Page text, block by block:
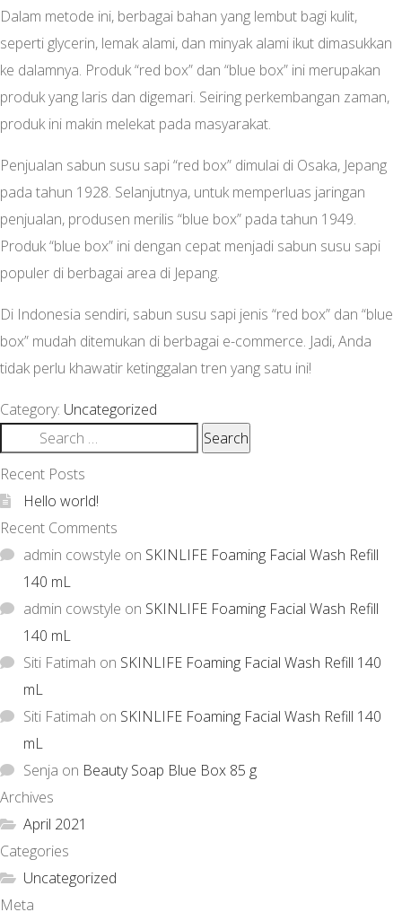
Dalam metode ini, berbagai bahan yang lembut bagi kulit,
seperti glycerin, lemak alami, dan minyak alami ikut dimasukkan
ke dalamnya. Produk “red box” dan “blue box” ini merupakan
produk yang laris dan digemari. Seiring perkembangan zaman,
produk ini makin melekat pada masyarakat.
Penjualan sabun susu sapi “red box” dimulai di Osaka, Jepang
pada tahun 1928. Selanjutnya, untuk memperluas jaringan
penjualan, produsen merilis “blue box” pada tahun 1949.
Produk “blue box” ini dengan cepat menjadi sabun susu sapi
populer di berbagai area di Jepang.
Di Indonesia sendiri, sabun susu sapi jenis “red box” dan “blue
box” mudah ditemukan di berbagai e-commerce. Jadi, Anda
tidak perlu khawatir ketinggalan tren yang satu ini!
Category: Uncategorized
Search
Recent Posts
Hello world!
Recent Comments
admin cowstyle on SKINLIFE Foaming Facial Wash Refill
140 mL
admin cowstyle on SKINLIFE Foaming Facial Wash Refill
140 mL
Siti Fatimah on SKINLIFE Foaming Facial Wash Refill 140
mL
Siti Fatimah on SKINLIFE Foaming Facial Wash Refill 140
mL
Senja on Beauty Soap Blue Box 85 g
Archives
April 2021
Categories
Uncategorized
Meta